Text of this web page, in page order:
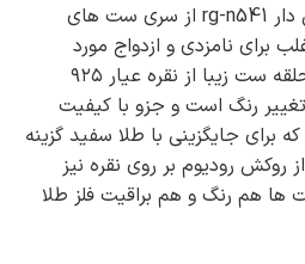
ست حلقه نامزدی نقره نگین دار rg-n541 از سری ست های
برای نامزدی و ازدواج مورد
استفاده قرار می گیرد. این حلقه ست زیبا از نقره عیار ۹۲۵
رنگ است و جزو با کیفیت
برای جایگزینی با طلا سفید گزینه
روکش رودیوم بر روی نقره نیز
هم رنگ و هم براقیت فلز طلا